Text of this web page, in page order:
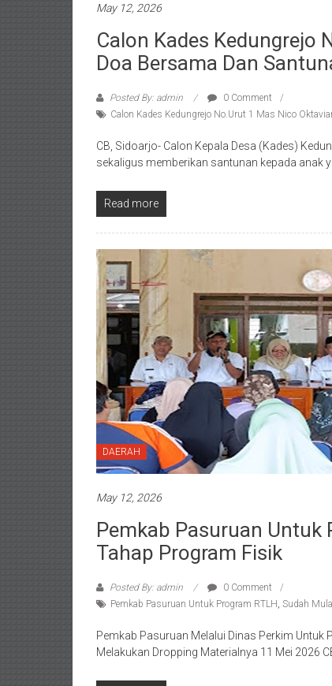
May 12, 2026
Calon Kades Kedungrejo
Doa Bersama Dan
Posted By: admin
0 Comment
Calon Kades Kedungrejo No.Urut 1 Mas Nico
CB, Sidoarjo- Calon Kepala Desa (Kades)
sekaligus memberikan santunan kepada anak
Read more
DAERAH
May 12, 2026
Pemkab Pasuruan Untuk
Tahap Program Fisik
Posted By: admin
0 Comment
Pemkab Pasuruan Untuk Program RTLH Sudah
Pemkab Pasuruan Melalui Dinas Perkim Untuk
Melakukan Dropping Materialnya 11 Mei 2026